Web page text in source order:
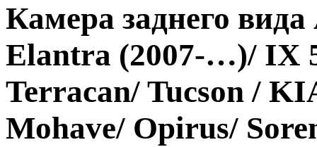
Камера заднего
Elantra (2007-…)/ IX
Terracan/ Tucson /
Mohave/ Opirus/